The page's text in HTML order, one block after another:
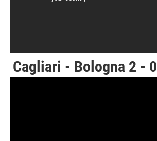
Cagliari - Bologna 2 - 0